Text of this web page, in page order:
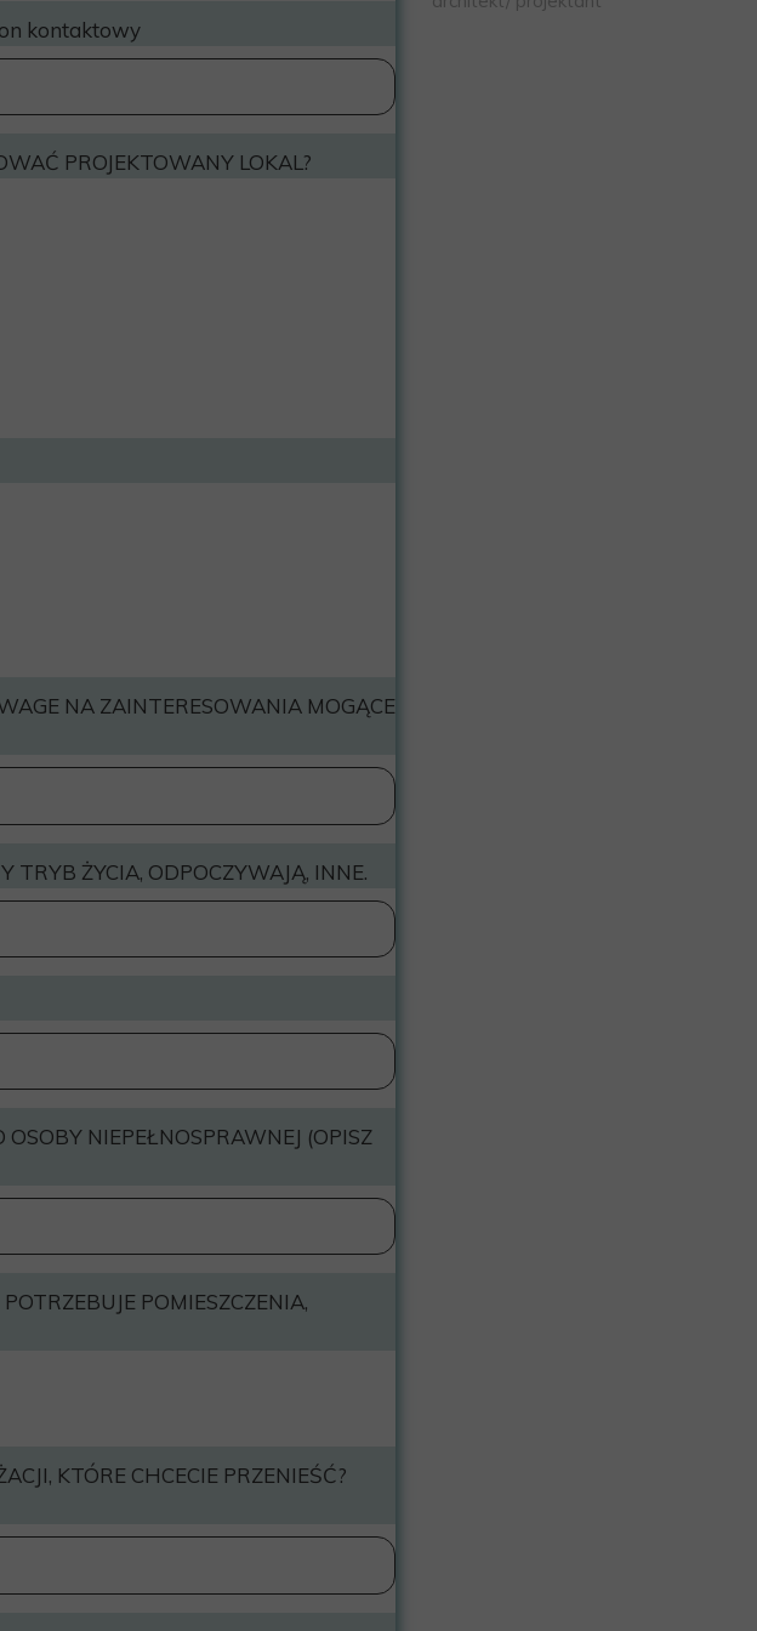
kontaktowy
PROJEKTOWANY LOKAL?
NA ZAINTERESOWANIA MOGĄCE
ŻYCIA, ODPOCZYWAJĄ, INNE.
NIEPEŁNOSPRAWNEJ (OPISZ
POMIESZCZENIA,
KTÓRE CHCECIE PRZENIEŚĆ?